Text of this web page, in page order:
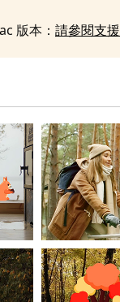
版本： 請參閱支